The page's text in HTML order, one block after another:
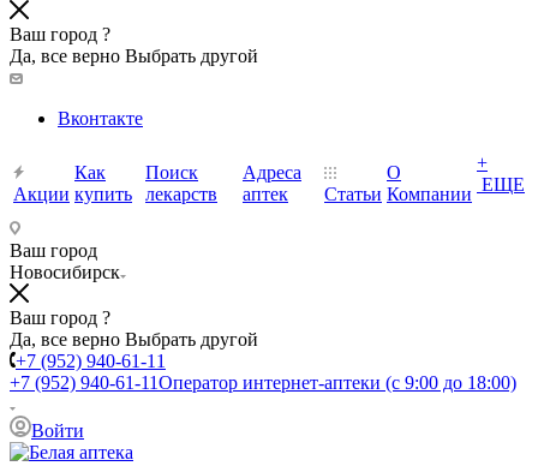
Ваш город ?
Да, все верно Выбрать другой
Вконтакте
Акции
Как
купить
Поиск
лекарств
Адреса
аптек
Статьи
О
Компании
+
ЕЩЕ
Ваш город
Новосибирск
Ваш город ?
Да, все верно Выбрать другой
+7 (952) 940-61-11
+7 (952) 940-61-11Оператор интернет-аптеки (с 9:00 до 18:00)
Войти